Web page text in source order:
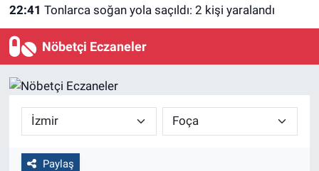
22:41 Tonlarca soğan yola saçıldı: 2 kişi yaralandı
Nöbetçi Eczaneler
Paylaş
Türkiye
Dünya
Eskişehir Arşivi
Röportaj
Tüm Manşetler
Son Dakika Haberleri